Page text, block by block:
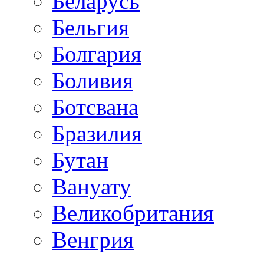
Бельгия
Болгария
Боливия
Ботсвана
Бразилия
Бутан
Вануату
Великобритания
Венгрия